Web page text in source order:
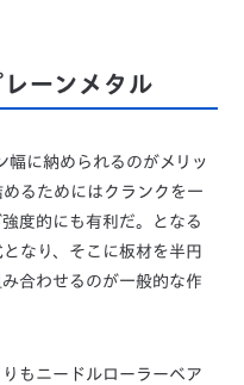
ーンメタル
に納められるのがメリッ
るためにはクランクを一
度的にも有利だ。となる
なり、そこに板材を半円
合わせるのが一般的な作
もニードルローラーベア